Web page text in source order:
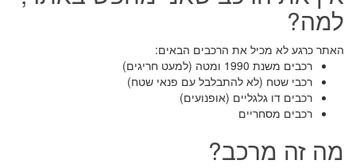
למה?
האתר כרגע לא מכיל את הרכבים הבאים:
רכבים משנת 1990 ומטה (למעט חריגים)
רכבי שטח (לא להתבלבל עם פנאי שטח)
רכבים דו גלגליים (אופנועים)
רכבים מסחריים
מה זה מרכב?